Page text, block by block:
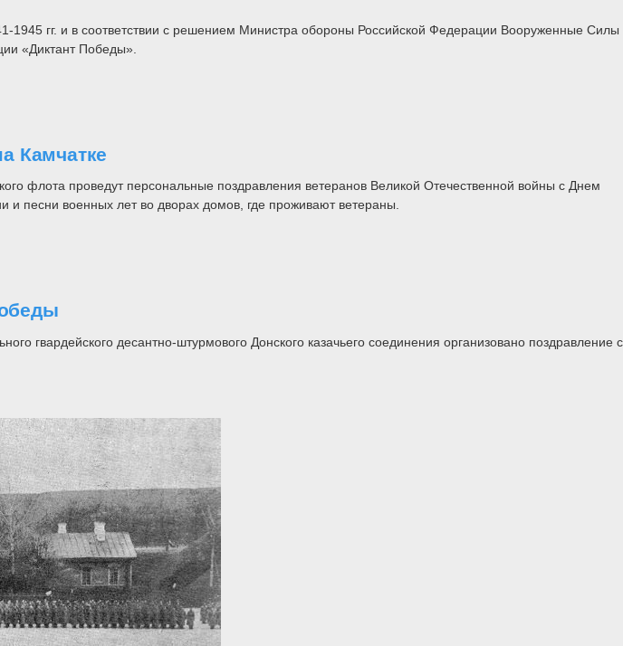
гг. и в соответствии с решением Министра обороны Российской Федерации Вооруженные Силы
«Диктант Победы».
Камчатке
флота проведут персональные поздравления ветеранов Великой Отечественной войны с Днем
и песни военных лет во дворах домов, где проживают ветераны.
гвардейского десантно-штурмового Донского казачьего соединения организовано поздравление с